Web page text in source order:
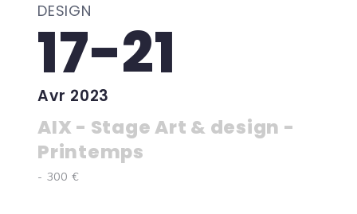
DESIGN
17-21
Avr 2023
AIX - Stage Art & design -
Printemps
- 300 €